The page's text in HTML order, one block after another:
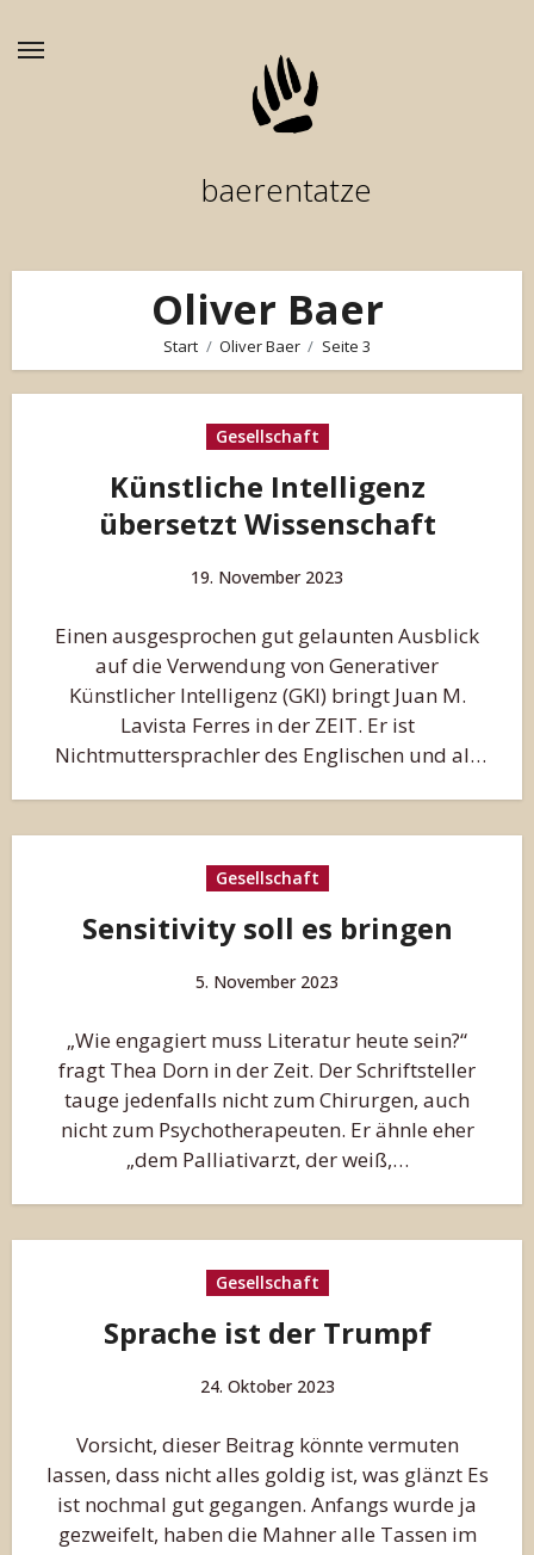
Inhalt
baerentatze
Oliver Baer
Start Oliver Baer Seite 3
Gesellschaft
Künstliche Intelligenz
übersetzt Wissenschaft
19. November 2023
Einen ausgesprochen gut gelaunten Ausblick
auf die Verwendung von Generativer
Künstlicher Intelligenz (GKI) bringt Juan M.
Lavista Ferres in der ZEIT. Er ist
Nichtmuttersprachler des Englischen und als
Gesellschaft
Sensitivity soll es bringen
5. November 2023
„Wie engagiert muss Literatur heute sein?“
fragt Thea Dorn in der Zeit. Der Schriftsteller
tauge jedenfalls nicht zum Chirurgen, auch
nicht zum Psychotherapeuten. Er ähnle eher
„dem Palliativarzt, der weiß,…
Gesellschaft
Sprache ist der Trumpf
24. Oktober 2023
Vorsicht, dieser Beitrag könnte vermuten
lassen, dass nicht alles goldig ist, was glänzt Es
ist nochmal gut gegangen. Anfangs wurde ja
gezweifelt, haben die Mahner alle Tassen im